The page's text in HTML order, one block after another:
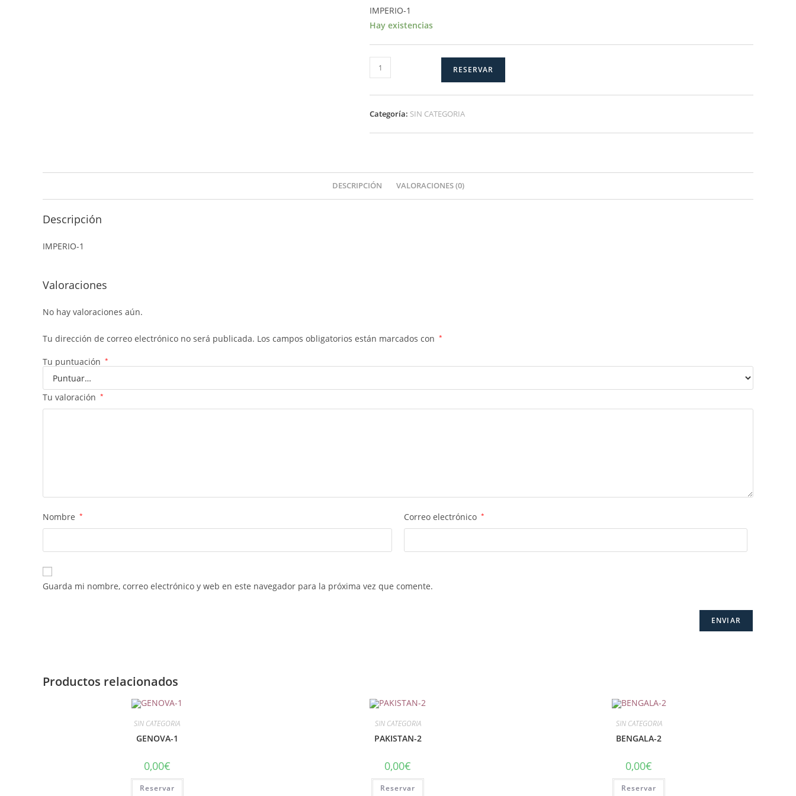
IMPERIO-1
Hay existencias
IMPERIO-
1
cantidad
RESERVAR
Categoría: SIN CATEGORIA
DESCRIPCIÓN VALORACIONES (0)
Descripción
IMPERIO-1
Valoraciones
No hay valoraciones aún.
Tu dirección de correo electrónico no será publicada. Los campos obligatorios están marcados con *
Tu puntuación *
Tu valoración *
Nombre * Correo electrónico *
Guarda mi nombre, correo electrónico y web en este navegador para la próxima vez que comente.
Productos relacionados
SIN CATEGORIA
GENOVA-1
0,00€
Reservar
SIN CATEGORIA
PAKISTAN-2
0,00€
Reservar
SIN CATEGORIA
BENGALA-2
0,00€
Reservar